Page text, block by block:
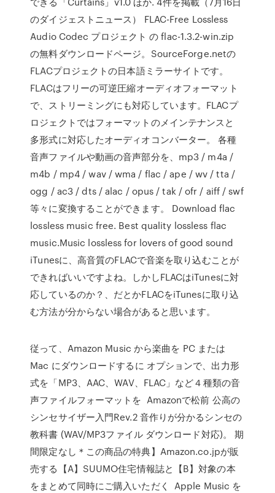
のダイジェストニュース） FLAC-Free Lossless
Audio Codec プロジェクト の flac-1.3.2-win.zip
の無料ダウンロードページ。SourceForge.netの
FLACプロジェクトの日本語ミラーサイトです。
FLACはフリーの可逆圧縮オーディオフォーマット
で、ストリーミングにも対応しています。FLACプ
ロジェクトではフォーマットのメインテナンスと
多形式に対応したオーディオコンバーター。 各種
音声ファイルや動画の音声部分を、mp3 / m4a /
m4b / mp4 / wav / wma / flac / ape / wv / tta /
ogg / ac3 / dts / alac / opus / tak / ofr / aiff / swf
等々に変換することができます。 Download flac
lossless music free. Best quality lossless flac
music.Music lossless for lovers of good sound
iTunesに、高音質のFLACで音楽を取り込むことが
できればいいですよね。しかしFLACはiTunesに対
応しているのか？、だとかFLACをiTunesに取り込
む方法が分からない場合があると思います。
従って、Amazon Music から楽曲を PC または
Mac にダウンロードするに オプションで、出力形
式を「MP3、AAC、WAV、FLAC」など４種類の音
声ファイルフォーマットを Amazonで松前 公高の
シンセサイザー入門Rev.2 音作りが分かるシンセの
教科書 (WAV/MP3ファイル ダウンロード対応)。 期
間限定なし＊この商品の特典】Amazon.co.jpが販
売する【A】SUUMO住宅情報誌と【B】対象の本
をまとめて同時にご購入いただく Apple Music を